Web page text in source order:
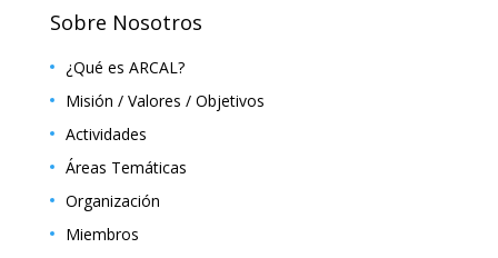
Sobre Nosotros
¿Qué es ARCAL?
Misión / Valores / Objetivos
Actividades
Áreas Temáticas
Organización
Miembros